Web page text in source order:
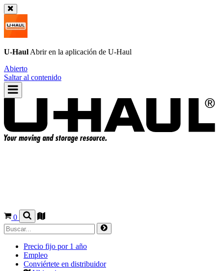
U-Haul Abrir en la aplicación de U-Haul
Abierto
Saltar al contenido
0
Precio fijo por 1 año
Empleo
Conviértete en distribuidor